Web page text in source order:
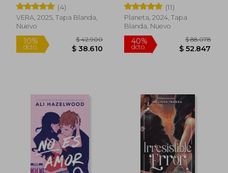
dcto. $ 36.630
10%
dcto. $
(4)
VERA, 2025, Tapa Blanda,
Nuevo
(11)
Planeta, 2024, Tapa
Blanda, Nuevo